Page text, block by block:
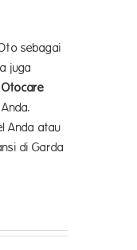
sebagai
juga
di Garda